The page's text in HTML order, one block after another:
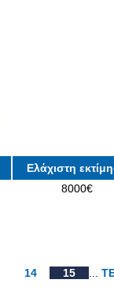
Ελάχιστη
8000€
14 15